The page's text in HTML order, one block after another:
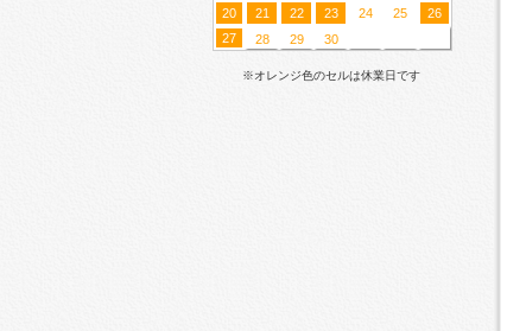
20
21 22 23 24 25
26
27
28 29 30
※オレンジ色のセルは休業日です